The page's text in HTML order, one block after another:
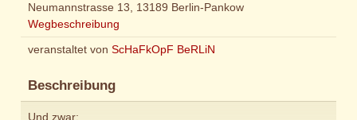
Neumannstrasse 13, 13189 Berlin-Pankow
Wegbeschreibung
veranstaltet von ScHaFkOpF BeRLiN
Beschreibung
Und zwar: